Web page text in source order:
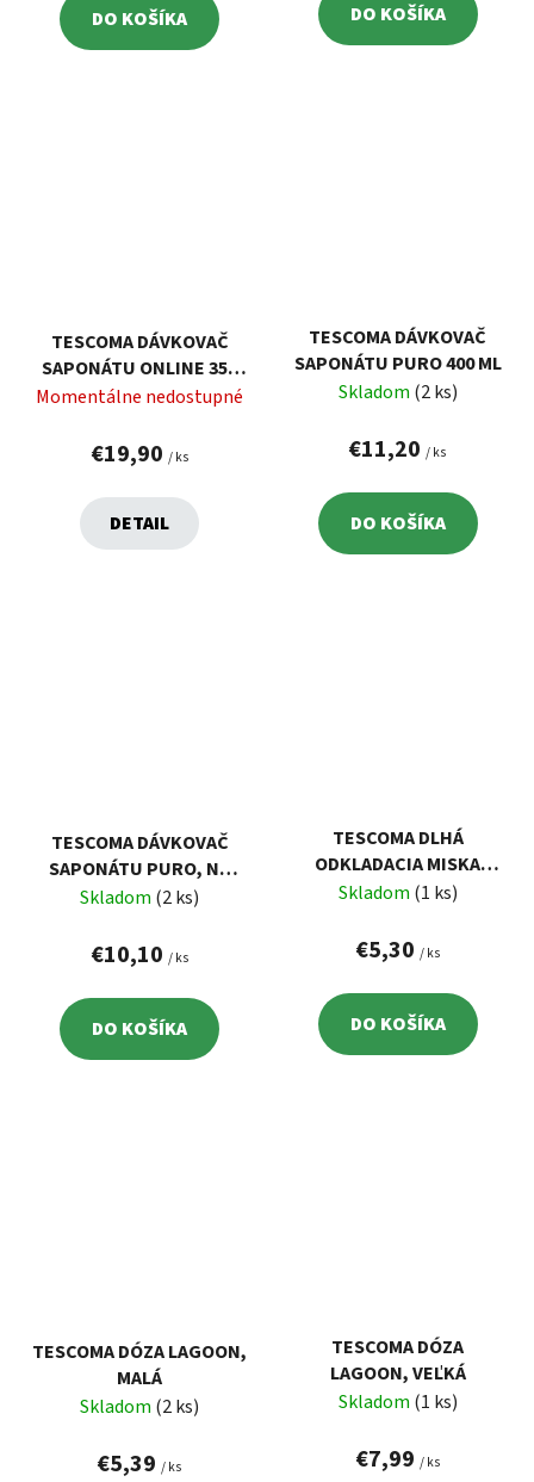
DO KOŠÍKA DO KOŠÍKA
TESCOMA DÁVKOVAČ
SAPONÁTU ONLINE 350
ML, S MIESTOM PRE
Momentálne nedostupné
€19,90 / ks
DETAIL
TESCOMA DÁVKOVAČ
SAPONÁTU PURO 400 ML
Skladom (2 ks)
€11,20 / ks
DO KOŠÍKA
TESCOMA DÁVKOVAČ
SAPONÁTU PURO, NA
HUBKU
Skladom (2 ks)
€10,10 / ks
DO KOŠÍKA
TESCOMA DLHÁ
ODKLADACIA MISKA
PURO
Skladom (1 ks)
€5,30 / ks
DO KOŠÍKA
TESCOMA DÓZA LAGOON,
MALÁ
Skladom (2 ks)
€5,39 / ks
TESCOMA DÓZA
LAGOON, VEĽKÁ
Skladom (1 ks)
€7,99 / ks